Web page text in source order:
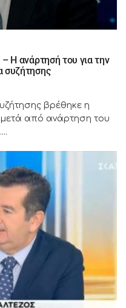
Η ανάρτησή του για την
συζήτησης
βρέθηκε η
από ανάρτηση του